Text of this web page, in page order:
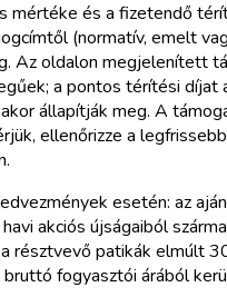
mértéke és a fizetendő
(normatív, emelt
Az oldalon megjelenített
a pontos térítési díjat
állapítják meg. A
ellenőrizze a
esetén: az
akciós újságaiból
résztvevő patikák elmúlt
fogyasztói árából